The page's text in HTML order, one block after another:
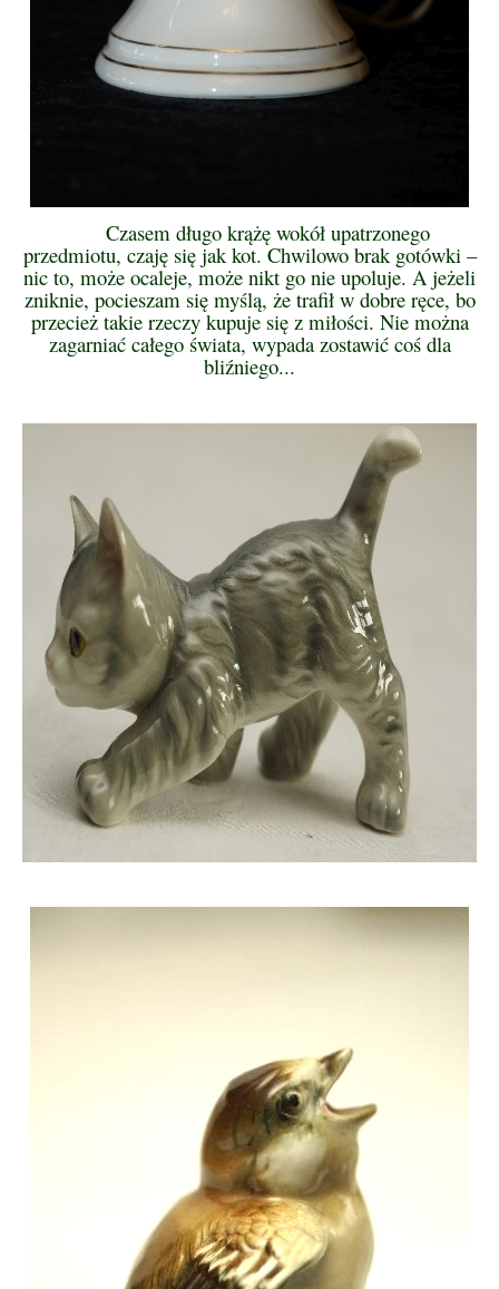
Czasem długo krążę wokół upatrzonego
przedmiotu, czaję się jak kot. Chwilowo brak gotówki –
nic to, może ocaleje, może nikt go nie upoluje. A jeżeli
zniknie, pocieszam się myślą, że trafił w dobre ręce, bo
przecież takie rzeczy kupuje się z miłości. Nie można
zagarniać całego świata, wypada zostawić coś dla
bliźniego...